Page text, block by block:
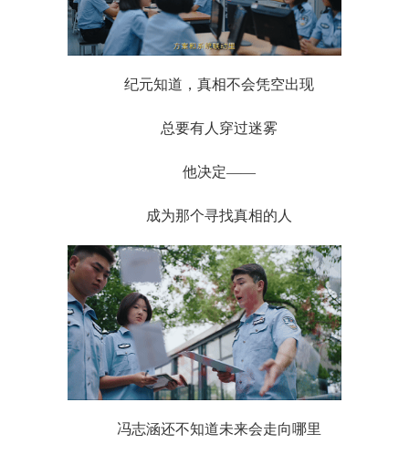
纪元知道，真相不会凭空出现
总要有人穿过迷雾
他决定——
成为那个寻找真相的人
冯志涵还不知道未来会走向哪里